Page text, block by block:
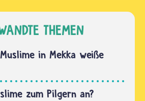
THEMEN
in Mekka weiße
zum Pilgern an?